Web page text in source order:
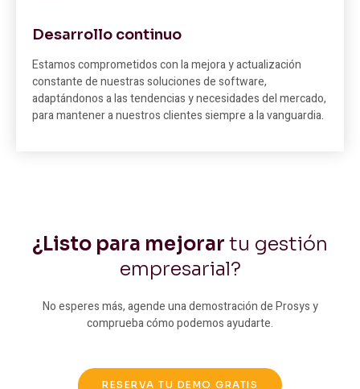
Desarrollo continuo
Estamos comprometidos con la mejora y actualización
constante de nuestras soluciones de software,
adaptándonos a las tendencias y necesidades del mercado,
para mantener a nuestros clientes siempre a la vanguardia.
¿Listo para mejorar tu gestión
empresarial?
No esperes más, agende una demostración de Prosys y
comprueba cómo podemos ayudarte.
RESERVA TU DEMO GRATIS